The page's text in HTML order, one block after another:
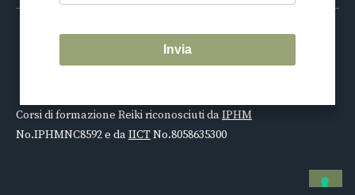
Termini e Condizioni
Corsi di formazione Reiki riconosciuti daIPHM
No.IPHMNC8592 e daIICTNo.8058635300
Invia